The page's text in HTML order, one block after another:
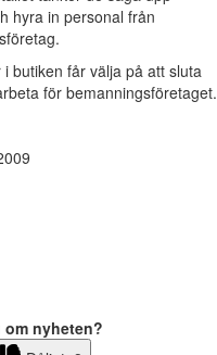
hyra in personal från
i butiken får välja på att sluta
för bemanningsföretaget.
om nyheten?